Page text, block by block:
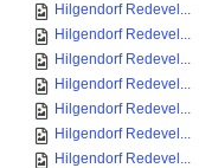
Hilgendorf Redevel...
Hilgendorf Redevel...
Hilgendorf Redevel...
Hilgendorf Redevel...
Hilgendorf Redevel...
Hilgendorf Redevel...
Hilgendorf Redevel...